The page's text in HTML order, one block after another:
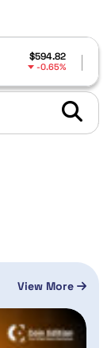
Cardano
ADA
View More